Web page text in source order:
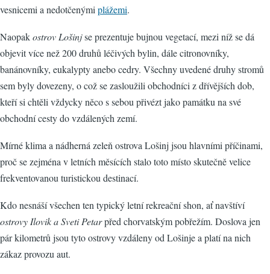
vesnicemi a nedotčenými plážemi.
Naopakostrov Lošinjse prezentuje bujnou vegetací, mezi níž se dá
objevit více než 200 druhů léčivých bylin, dále citronovníky,
banánovníky, eukalypty anebo cedry. Všechny uvedené druhy stromů
sem byly dovezeny, o což se zasloužili obchodníci z dřívějších dob,
kteří si chtěli vždycky něco s sebou přivézt jako památku na své
obchodní cesty do vzdálených zemí.
Mírné klima a nádherná zeleň ostrova Lošinj jsou hlavními příčinami,
proč se zejména v letních měsících stalo toto místo skutečně velice
frekventovanou turistickou destinací.
Kdo nesnáší všechen ten typický letní rekreační shon, ať navštíví
ostrovy Ilovik a Sveti Petarpřed chorvatským pobřežím. Doslova jen
pár kilometrů jsou tyto ostrovy vzdáleny od Lošinje a platí na nich
zákaz provozu aut.